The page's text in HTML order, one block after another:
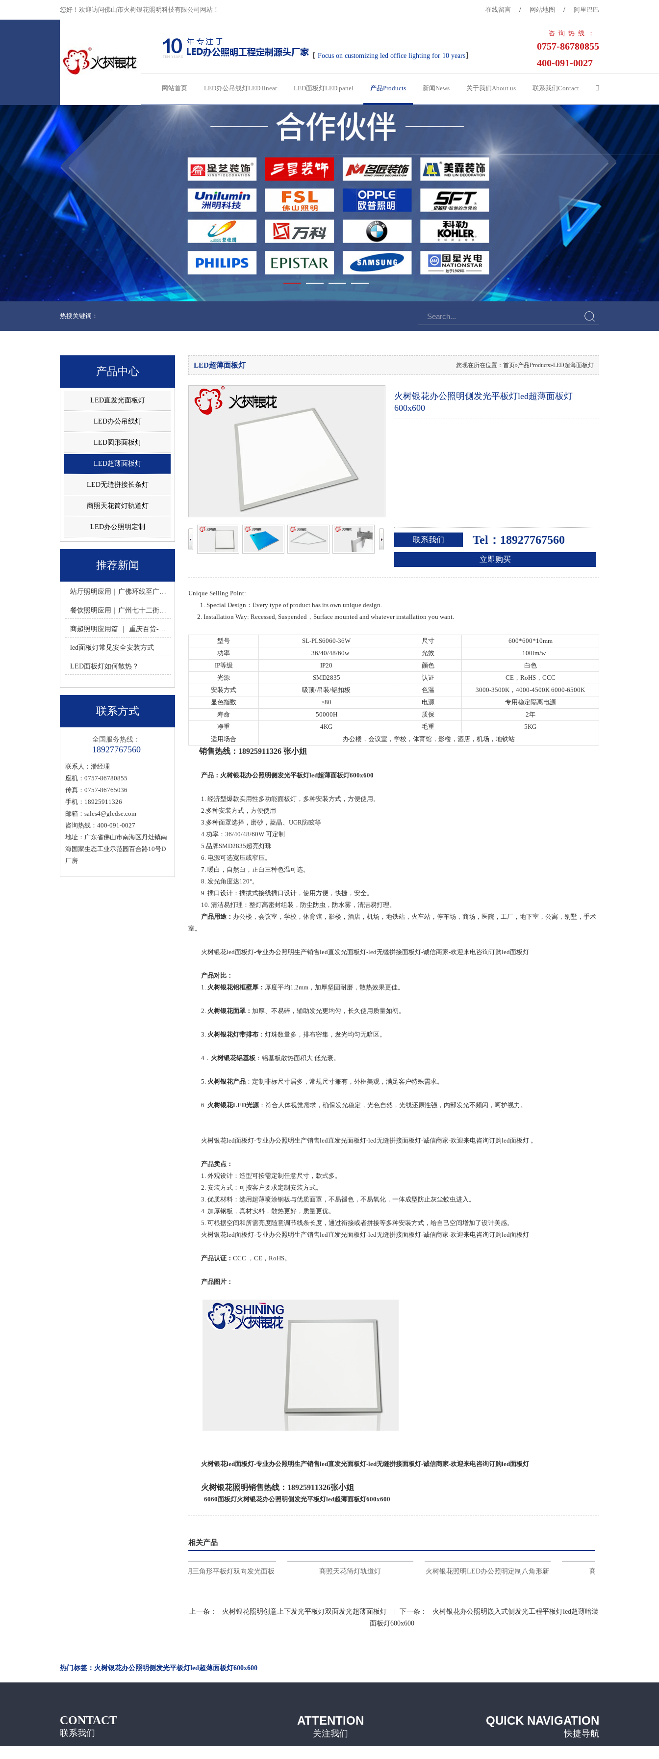
您好！欢迎访问佛山市火树银花照明科技有限公司网站！ 在线留言 / 网站地图 / 阿里巴巴
【 Focus on customizing led office lighting for 10 years】
咨询热线：
0757-86780855
400-091-0027
网站首页 LED办公吊线灯LED linear LED面板灯LED panel 产品Products 新闻News 关于我们About us 联系我们Contact 工程案例
热搜关键词：
产品中心
LED直发光面板灯
LED办公吊线灯
LED圆形面板灯
LED超薄面板灯
LED无缝拼接长条灯
商照天花筒灯轨道灯
LED办公照明定制
推荐新闻
站厅照明应用｜广佛环线至广州南站 -佛山火树银花照明
餐饮照明应用｜广州七十二街道餐饮连锁-佛山火树银花照明
商超照明应用篇 ｜ 重庆百货-佛山火树银花照明合作历程
led面板灯常见安全安装方式
LED面板灯如何散热？
联系方式
全国服务热线：
18927767560
联系人：潘经理
座机：0757-86780855
传真：0757-86765036
手机：18925911326
邮箱： sales4@gledse.com
咨询热线：400-091-0027
地址：广东省佛山市南海区丹灶镇南
海国家生态工业示范园百合路10号D
厂房
您现在所在位置： 首页»产品Products»LED超薄面板灯
LED超薄面板灯
火树银花办公照明侧发光平板灯led超薄面板灯
600x600
联系我们 Tel：18927767560
立即购买
Unique Selling Point:
1. Special Design：Every type of product has its own unique design.
2. Installation Way: Recessed, Suspended，Surface mounted and whatever installation you want.
型号 SL-PLS6060-36W 尺寸
600*600*10mm
功率
36/40/48/60w 光效
100lm/w
IP等级
IP20 颜色
白色
光源
SMD2835 认证
CE，RoHS，CCC
安装方式
吸顶/吊装/铝扣板 色温
3000-3500K，4000-4500K 6000-6500K
显色指数
≥80 电源
专用稳定隔离电源
寿命
50000H 质保
2年
净重
4KG 毛重
5KG
适用场合
办公楼，会议室，学校，体育馆，影楼，酒店，机场，地铁站
销售热线：18925911326 张小姐
产品：火树银花办公照明侧发光平板灯led超薄面板灯600x600
1. 经济型爆款实用性多功能面板灯，多种安装方式，方便使用。
2.多种安装方式，方便使用
3.多种面罩选择，磨砂，菱晶、UGR防眩等
4.功率：36/40/48/60W 可定制
5.品牌SMD2835超亮灯珠
6. 电源可选宽压或窄压。
7. 暖白，自然白，正白三种色温可选。
8. 发光角度达120°。
9. 插口设计：插拔式接线插口设计，使用方便，快捷，安全。
10. 清洁易打理：整灯高密封组装，防尘防虫，防水雾，清洁易打理。
产品用途： 办公楼，会议室，学校，体育馆，影楼，酒店，机场，地铁站，火车站，停车场，商场，医院，工厂，地下室，公寓，别墅，手术
室。
火树银花led面板灯-专业办公照明生产销售led直发光面板灯-led无缝拼接面板灯-诚信商家-欢迎来电咨询订购led面板灯
产品对比：
1. 火树银花铝框壁厚： 厚度平均1.2mm，加厚坚固耐磨，散热效果更佳。
2. 火树银花面罩： 加厚、不易碎，辅助发光更均匀，长久使用质量如初。
3. 火树银花灯带排布 ：灯珠数量多，排布密集，发光均匀无暗区。
4． 火树银花铝基板 ：铝基板散热面积大 低光衰。
5. 火树银花产品 ：定制非标尺寸居多，常规尺寸兼有，外框美观，满足客户特殊需求。
6. 火树银花LED光源：符合人体视觉需求，确保发光稳定，光色自然，光线还原性强，内部发光不频闪，呵护视力。
火树银花led面板灯-专业办公照明生产销售led直发光面板灯-led无缝拼接面板灯-诚信商家-欢迎来电咨询订购led面板灯 。
产品卖点：
1. 外观设计：造型可按需定制任意尺寸，款式多。
2. 安装方式：可按客户要求定制安装方式。
3. 优质材料：选用超薄喷涂钢板与优质面罩，不易褪色，不易氧化，一体成型防止灰尘蚊虫进入。
4. 加厚钢板，真材实料，散热更好，质量更优。
5. 可根据空间和所需亮度随意调节线条长度，通过衔接或者拼接等多种安装方式，给自己空间增加了设计美感。
火树银花led面板灯-专业办公照明生产销售led直发光面板灯-led无缝拼接面板灯-诚信商家-欢迎来电咨询订购led面板灯
产品认证： CCC ，CE，RoHS。
产品图片：
火树银花led面板灯-专业办公照明生产销售led直发光面板灯-led无缝拼接面板灯-诚信商家-欢迎来电咨询订购led面板灯
火树银花照明销售热线：18925911326张小姐
6060面板灯火树银花办公照明侧发光平板灯led超薄面板灯600x600
相关产品
火树银花照明三角形平板灯双向发光面板 商照天花筒灯轨道灯 火树银花照明LED办公照明定制八角形新 商照天花筒灯轨道灯SL
上一条： 火树银花照明创意上下发光平板灯双面发光超薄面板灯 | 下一条：
火树银花办公照明嵌入式侧发光工程平板灯led超薄暗装
面板灯600x600
热门标签：火树银花办公照明侧发光平板灯led超薄面板灯600x600
CONTACT
联系我们
ATTENTION
关注我们
QUICK NAVIGATION
快捷导航